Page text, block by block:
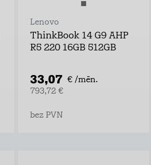
Lenovo
ThinkBook 14 G9 AHP
R5 220 16GB 512GB
33,07 € /mēn.
793,72 €
bez PVN